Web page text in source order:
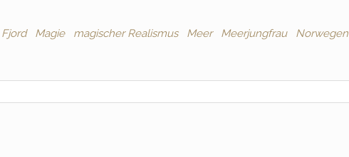
Fjord Magie magischer Realismus Meer Meerjungfrau
Norwegen